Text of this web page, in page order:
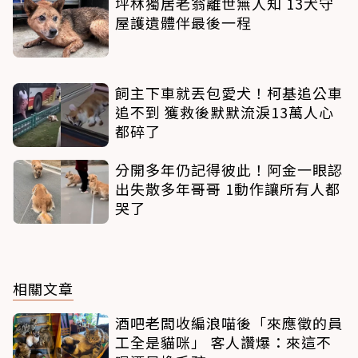
屋護遺體伴最後一程
飼主下車就丟包愛犬！柯基追公車
追不到 獲救後默默流淚13萬人心
都碎了
分開多年仍記得彼此！阿金一眼認
出失散多年哥哥 1動作讓所有人都
哭了
相關文章
酒吧老闆收編浪喵後「來應徵的員
工全是貓咪」 客人讚爆：來這不